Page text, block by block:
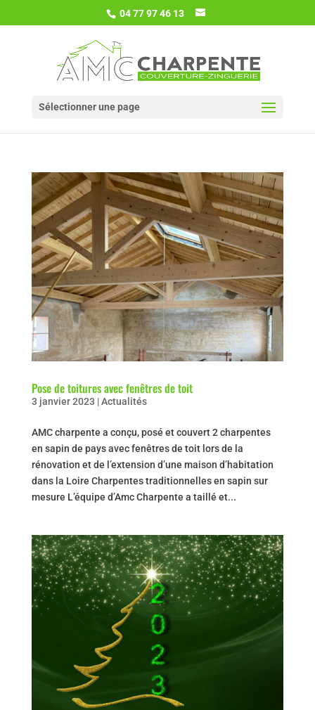
04 77 97 46 13
Sélectionner une page
Pose de toitures avec fenêtres de toit
3 janvier 2023 |Actualités
AMC charpente a conçu, posé et couvert 2 charpentes
en sapin de pays avec fenêtres de toit lors de la
rénovation et de l’extension d’une maison d’habitation
dans la Loire Charpentes traditionnelles en sapin sur
mesure L’équipe d’Amc Charpente a taillé et...